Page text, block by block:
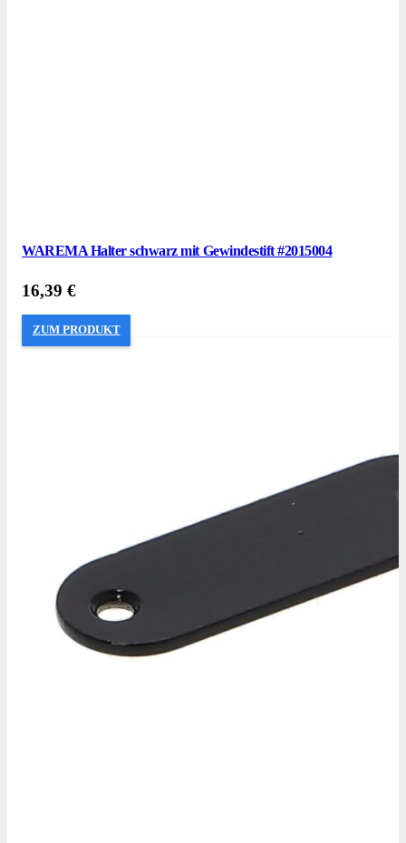
WAREMA Halter schwarz mit Gewindestift #2015004
16,39 €
ZUM PRODUKT